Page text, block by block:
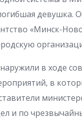
девушка.
«Минск-
в ходе
в
и по